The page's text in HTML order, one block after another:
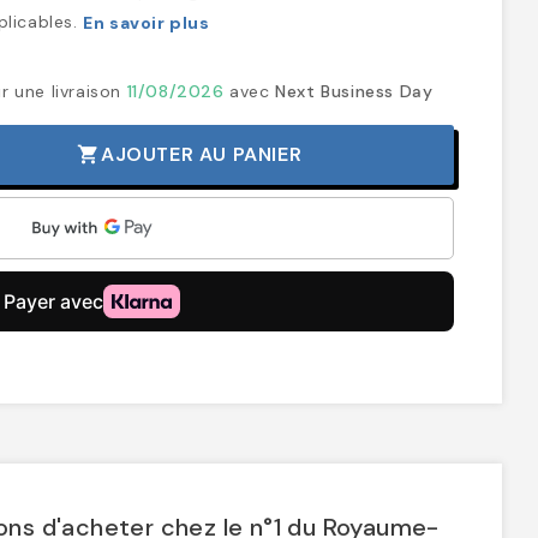
En savoir plus
une livraison 11/08/2026 avecNext Business Day
shopping_cartAJOUTER AU PANIER
d'acheter chez le n°1 du Royaume-